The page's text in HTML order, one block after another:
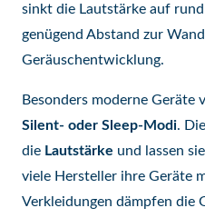
sinkt die Lautstärke auf rund
genügend Abstand zur
Geräuschentwicklung.
Besonders moderne Geräte
Silent- oder Sleep-Modi.
die Lautstärke und lassen
viele Hersteller ihre Geräte
Verkleidungen dämpfen die